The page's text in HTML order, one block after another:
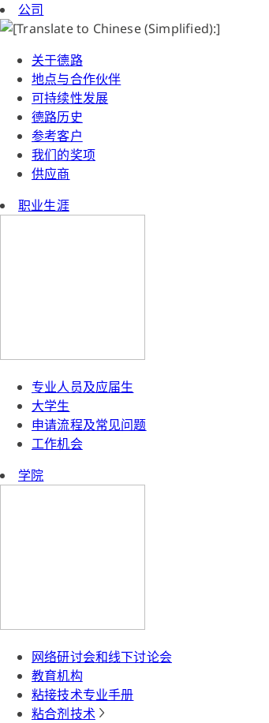
公司
关于德路
地点与合作伙伴
可持续性发展
德路历史
参考客户
我们的奖项
供应商
职业生涯
专业人员及应届生
大学生
申请流程及常见问题
工作机会
学院
网络研讨会和线下讨论会
教育机构
粘接技术专业手册
粘合剂技术